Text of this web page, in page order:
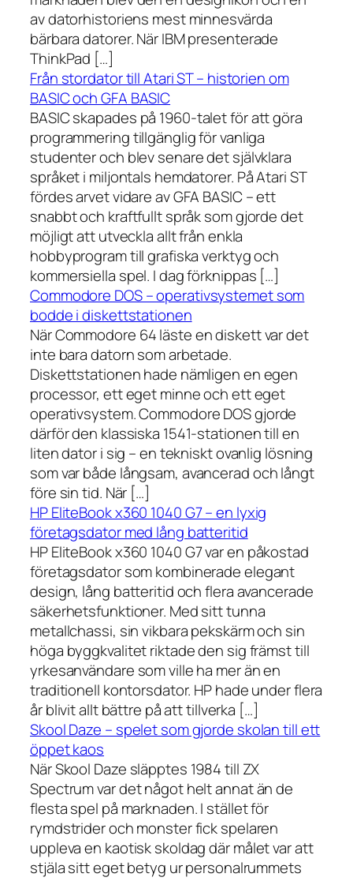
av datorhistoriens mest minnesvärda
bärbara datorer. När IBM presenterade
ThinkPad […]
Från stordator till Atari ST – historien om
BASIC och GFA BASIC
BASIC skapades på 1960-talet för att göra
programmering tillgänglig för vanliga
studenter och blev senare det självklara
språket i miljontals hemdatorer. På Atari ST
fördes arvet vidare av GFA BASIC – ett
snabbt och kraftfullt språk som gjorde det
möjligt att utveckla allt från enkla
hobbyprogram till grafiska verktyg och
kommersiella spel. I dag förknippas […]
Commodore DOS – operativsystemet som
bodde i diskettstationen
När Commodore 64 läste en diskett var det
inte bara datorn som arbetade.
Diskettstationen hade nämligen en egen
processor, ett eget minne och ett eget
operativsystem. Commodore DOS gjorde
därför den klassiska 1541-stationen till en
liten dator i sig – en tekniskt ovanlig lösning
som var både långsam, avancerad och långt
före sin tid. När […]
HP EliteBook x360 1040 G7 – en lyxig
företagsdator med lång batteritid
HP EliteBook x360 1040 G7 var en påkostad
företagsdator som kombinerade elegant
design, lång batteritid och flera avancerade
säkerhetsfunktioner. Med sitt tunna
metallchassi, sin vikbara pekskärm och sin
höga byggkvalitet riktade den sig främst till
yrkesanvändare som ville ha mer än en
traditionell kontorsdator. HP hade under flera
år blivit allt bättre på att tillverka […]
Skool Daze – spelet som gjorde skolan till ett
öppet kaos
När Skool Daze släpptes 1984 till ZX
Spectrum var det något helt annat än de
flesta spel på marknaden. I stället för
rymdstrider och monster fick spelaren
uppleva en kaotisk skoldag där målet var att
stjäla sitt eget betyg ur personalrummets